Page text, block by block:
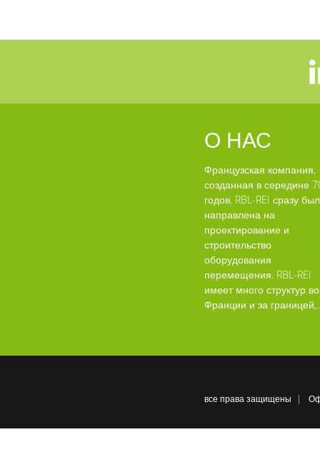
О НАС
Французская компания,
созданная в середине
годов, RBL-REI сразу
направлена на
проектирование и
строительство
оборудования
перемещения. RBL-REI
имеет много структур во
Франции и за
все права защищены